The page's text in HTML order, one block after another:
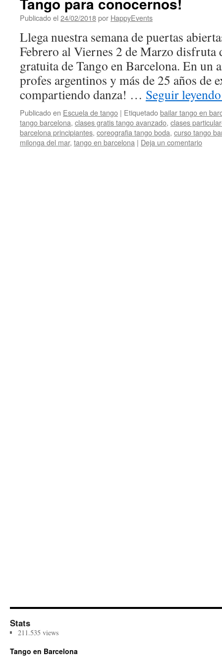
Publicado el 24/02/2018por HappyEvents
Llega nuestra semana de puertas
Febrero al Viernes 2 de Marzo disfruta
gratuita de Tango en Barcelona. En un
profes argentinos y más de 25 años de
compartiendo danza! … Seguir
Publicado en Escuela de tango | Etiquetadobailar tango en
tango barcelona, clases gratis tango avanzado, clases
barcelona principiantes, coreografia tango boda, curso tango
milonga del mar, tango en barcelona | Deja un comentario
Stats
211.535 views
Tango en Barcelona